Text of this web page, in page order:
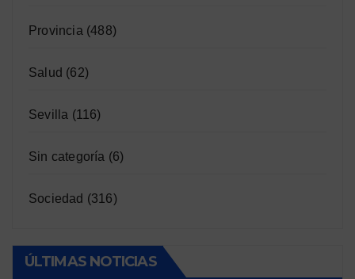
Provincia (488)
Salud (62)
Sevilla (116)
Sin categoría (6)
Sociedad (316)
ÚLTIMAS NOTICIAS